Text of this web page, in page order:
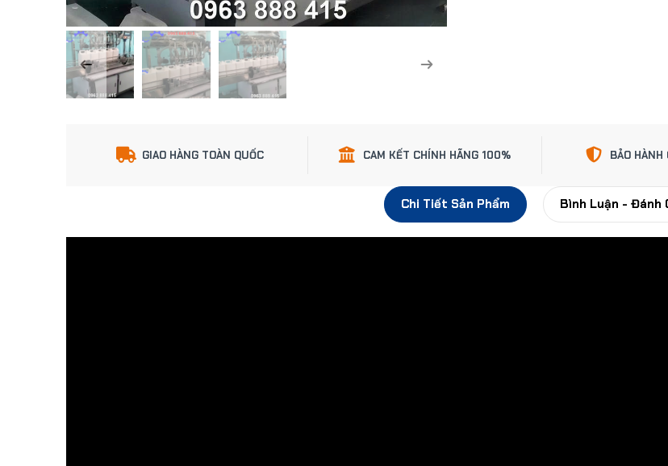
GIAO HÀNG TOÀN QUỐC CAM KẾT CHÍNH HÃNG 100% BẢO HÀNH
Chi Tiết Sản Phẩm Bình Luận - Đánh